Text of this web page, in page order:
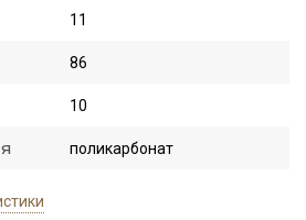
11
86
10
поликарбонат